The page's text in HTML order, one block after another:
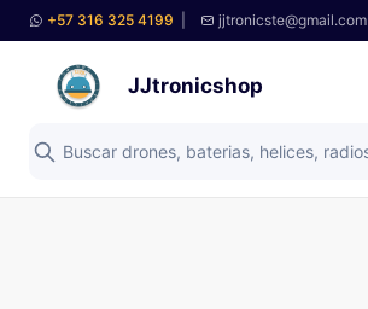
+57 316 325 4199 jjtronicste@gmail.com
JJtronicshop